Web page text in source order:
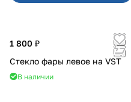
1 800 ₽
Стекло фары левое на VST
В наличии